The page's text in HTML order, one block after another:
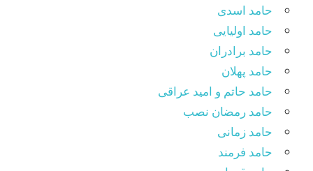
حامد اسدی
حامد اولیایی
حامد برادران
حامد پهلان
حامد حاتم و امید عراقی
حامد رمضان نصب
حامد زمانی
حامد فرمند